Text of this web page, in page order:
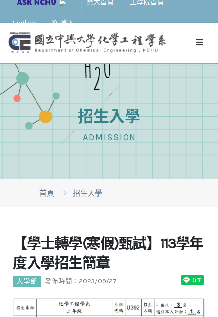
興大首頁 工學院首頁
English 登入
招生入學
ADMISSION
首頁 招生入學
【學士轉學(寒假)甄試】113學年
度入學招生簡章
大學部 發佈時間：2023/09/27